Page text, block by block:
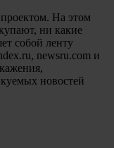
На этом
ни какие
собой ленту
newsru.com и
новостей